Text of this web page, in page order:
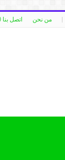
من نحن اتصل بنا 00249123733610